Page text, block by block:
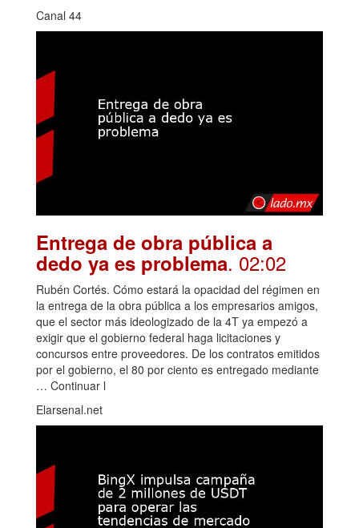
Canal 44
Entrega de obra pública a
dedo ya es problema. 02:02
Rubén Cortés. Cómo estará la opacidad del régimen en
la entrega de la obra pública a los empresarios amigos,
que el sector más ideologizado de la 4T ya empezó a
exigir que el gobierno federal haga licitaciones y
concursos entre proveedores. De los contratos emitidos
por el gobierno, el 80 por ciento es entregado mediante
… Continuar l
Elarsenal.net